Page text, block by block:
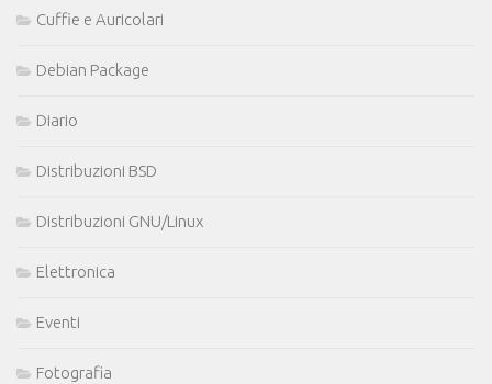
Cuffie e Auricolari
Debian Package
Diario
Distribuzioni BSD
Distribuzioni GNU/Linux
Elettronica
Eventi
Fotografia